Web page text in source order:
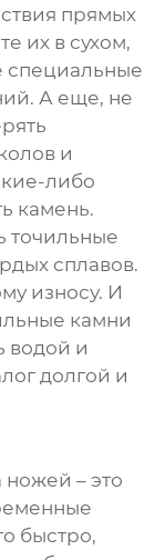
прямых
их в сухом,
специальные
А еще, не
и
либо
камень.
точильные
сплавов.
износу. И
камни
водой и
долгой и
ножей – это
быстро,